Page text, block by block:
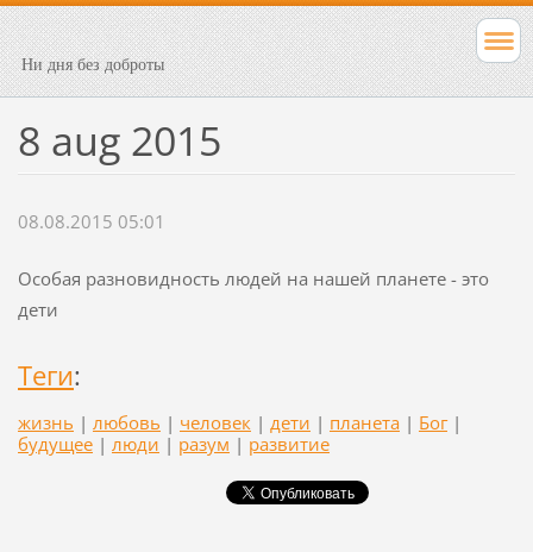
Ни дня без доброты
8 aug 2015
08.08.2015 05:01
Особая разновидность людей на нашей планете - это
дети
Теги:
жизнь | любовь | человек | дети | планета | Бог |
будущее | люди | разум | развитие